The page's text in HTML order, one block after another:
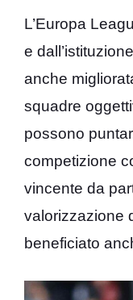
L’Europa
e
anche
squadre
possono
competizione
vincente da
valorizzazione
beneficiato